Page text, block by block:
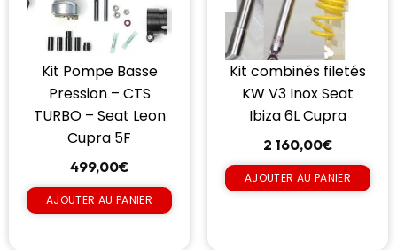
Kit Pompe Basse
Pression – CTS
TURBO – Seat Leon
Cupra 5F
499,00€
AJOUTER AU PANIER
Kit combinés filetés
KW V3 Inox Seat
Ibiza 6L Cupra
2 160,00€
AJOUTER AU PANIER